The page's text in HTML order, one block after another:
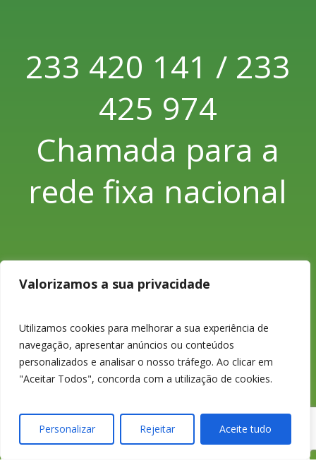
Valorizamos a sua privacidade
Utilizamos cookies para melhorar a sua experiência de
navegação, apresentar anúncios ou conteúdos
personalizados e analisar o nosso tráfego. Ao clicar em
"Aceitar Todos", concorda com a utilização de cookies.
Personalizar Rejeitar Aceite tudo
233 420 141 / 233
425 974
Chamada para a
rede fixa nacional
233 426 925
Chamada para a
rede fixa nacional